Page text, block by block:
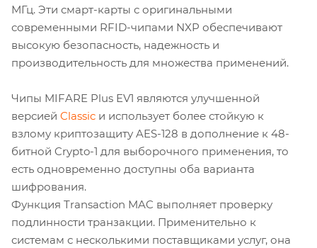
МГц. Эти смарт-карты с оригинальными
современными RFID-чипами NXP обеспечивают
высокую безопасность, надежность и
производительность для множества применений.
Чипы MIFARE Plus EV1 являются улучшенной
версией Classic и использует более стойкую к
взлому криптозащиту AES-128 в дополнение к 48-
битной Crypto-1 для выборочного применения, то
есть одновременно доступны оба варианта
шифрования.
Функция Transaction MAC выполняет проверку
подлинности транзакции. Применительно к
системам с несколькими поставщиками услуг, она